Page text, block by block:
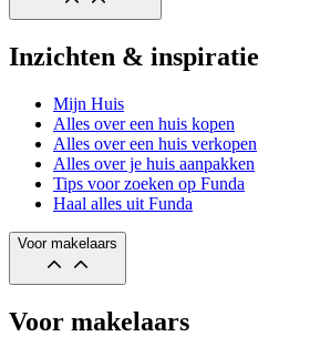
Inzichten & inspiratie
Mijn Huis
Alles over een huis kopen
Alles over een huis verkopen
Alles over je huis aanpakken
Tips voor zoeken op Funda
Haal alles uit Funda
Voor makelaars
Voor makelaars